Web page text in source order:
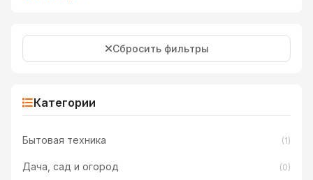
Сбросить фильтры
Категории
Бытовая техника (1)
Дача, сад и огород (0)